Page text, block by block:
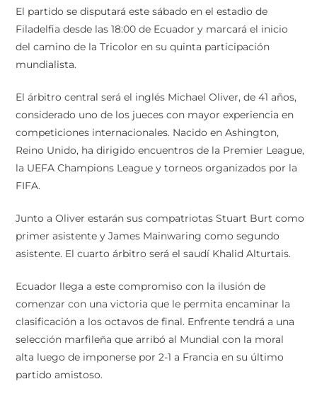
El partido se disputará este sábado en el estadio de
Filadelfia desde las 18:00 de Ecuador y marcará el inicio
del camino de la Tricolor en su quinta participación
mundialista.
El árbitro central será el inglés Michael Oliver, de 41 años,
considerado uno de los jueces con mayor experiencia en
competiciones internacionales. Nacido en Ashington,
Reino Unido, ha dirigido encuentros de la Premier League,
la UEFA Champions League y torneos organizados por la
FIFA.
Junto a Oliver estarán sus compatriotas Stuart Burt como
primer asistente y James Mainwaring como segundo
asistente. El cuarto árbitro será el saudí Khalid Alturtais.
Ecuador llega a este compromiso con la ilusión de
comenzar con una victoria que le permita encaminar la
clasificación a los octavos de final. Enfrente tendrá a una
selección marfileña que arribó al Mundial con la moral
alta luego de imponerse por 2-1 a Francia en su último
partido amistoso.